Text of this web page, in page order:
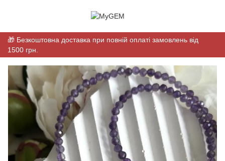
🎁 Безкоштовна доставка при повній оплаті замовлень від
1500 грн.